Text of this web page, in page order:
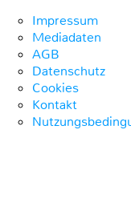
Impressum
Mediadaten
AGB
Datenschutz
Cookies
Kontakt